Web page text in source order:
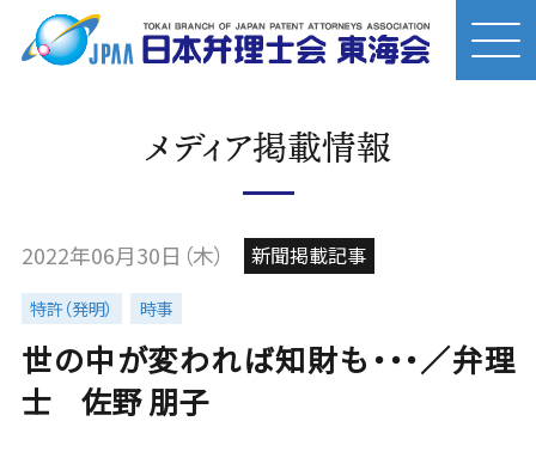
メディア掲載情報
世の中が変われば知財も・・・／弁理
士 佐野 朋子
2022年06月30日（木） 新聞掲載記事
特許（発明） 時事